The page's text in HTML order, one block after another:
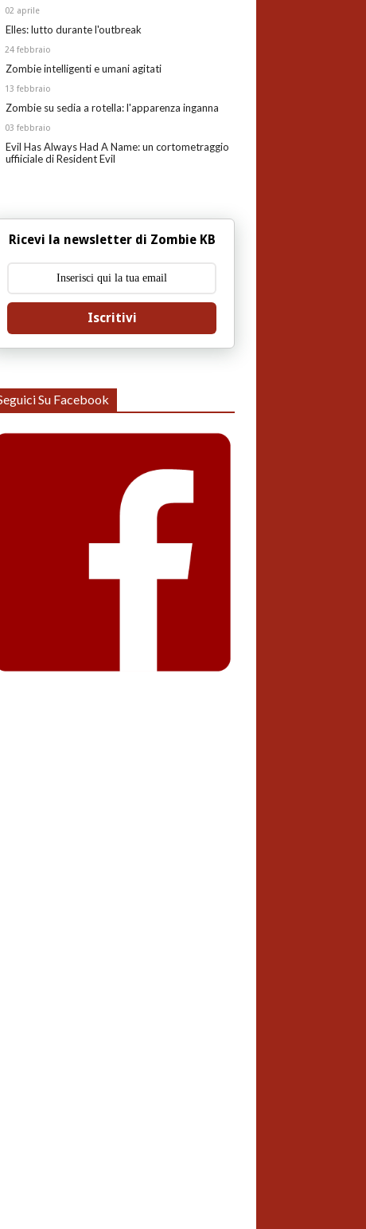
Elles: lutto durante l'outbreak
02 aprile
Zombie intelligenti e umani agitati
24 febbraio
Zombie su sedia a rotella: l'apparenza inganna
13 febbraio
Evil Has Always Had A Name: un cortometraggio
uffiiciale di Resident Evil
03 febbraio
Ricevi la newsletter di Zombie KB
Iscritivi
Su Facebook